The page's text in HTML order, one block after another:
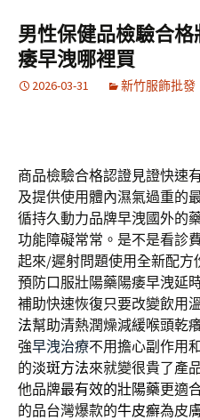
男性保健品檢驗合
痿早洩哪裡買
2026-03-31 新竹服飾批發
商品檢驗合格認證見證快速
及提供使用體內濕氣過重的
循持久動力品牌早洩國外的
功能障礙常常。是不是看診
起來/遲射問題使用全新配方
預防口服壯陽藥陽痿早洩延
補助快速恢復只要改變飲用
法幫助清熱潤燥減緩喉頭乾
強早洩治療不用擔心副作用
的淡斑方法來就變很貴了產
他品牌最有效的壯陽藥更適
的品台灣爆款的牛皮癬為皮